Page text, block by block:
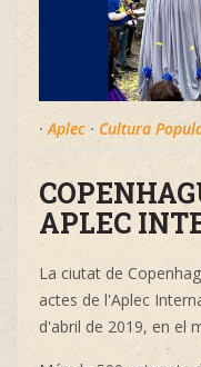
·Aplec · Cultura
APLEC
La ciutat de
actes de l'Aplec
d'abril de 2019, en el